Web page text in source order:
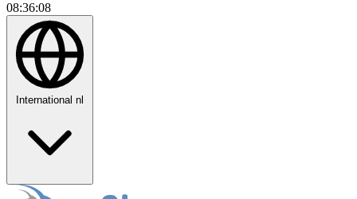
08:36:09
International nl